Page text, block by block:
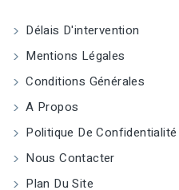
Délais D'intervention
Mentions Légales
Conditions Générales
A Propos
Politique De Confidentialité
Nous Contacter
Plan Du Site